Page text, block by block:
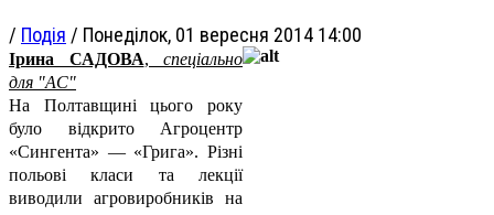
/ Подія / Понеділок, 01 вересня 2014 14:00
Ірина САДОВА, спеціально
для "АС"
На Полтавщині цього року
було відкрито Агроцентр
«Сингента» — «Грига». Різні
польові класи та лекції
виводили агровиробників на